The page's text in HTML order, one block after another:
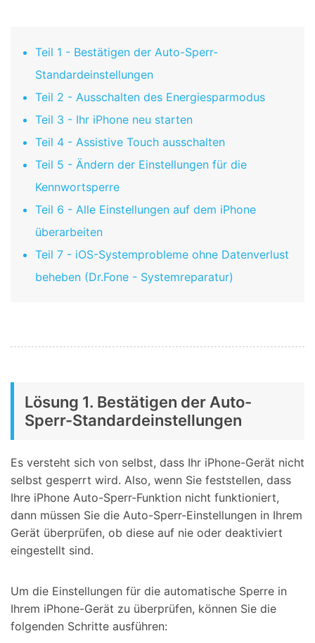
Teil 1 - Bestätigen der Auto-Sperr-
Standardeinstellungen
Teil 2 - Ausschalten des Energiesparmodus
Teil 3 - Ihr iPhone neu starten
Teil 4 - Assistive Touch ausschalten
Teil 5 - Ändern der Einstellungen für die
Kennwortsperre
Teil 6 - Alle Einstellungen auf dem iPhone
überarbeiten
Teil 7 - iOS-Systemprobleme ohne Datenverlust
beheben (Dr.Fone - Systemreparatur)
Lösung 1. Bestätigen der Auto-
Sperr-Standardeinstellungen
Es versteht sich von selbst, dass Ihr iPhone-Gerät nicht
selbst gesperrt wird. Also, wenn Sie feststellen, dass
Ihre iPhone Auto-Sperr-Funktion nicht funktioniert,
dann müssen Sie die Auto-Sperr-Einstellungen in Ihrem
Gerät überprüfen, ob diese auf nie oder deaktiviert
eingestellt sind.
Um die Einstellungen für die automatische Sperre in
Ihrem iPhone-Gerät zu überprüfen, können Sie die
folgenden Schritte ausführen: